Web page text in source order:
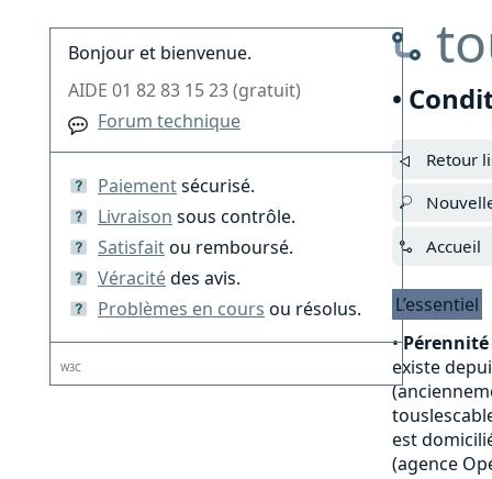
•
Retour
Accueil
L’essentiel
•
existe
est
(agence
Bonjour et bienvenue.
AIDE 01 82 83 15 23 (gratuit)
Forum technique
Paiementsécurisé.
Livraison sous contrôle.
Satisfaitou remboursé.
Véracitédes avis.
Problèmes en cours ou résolus.
W3C